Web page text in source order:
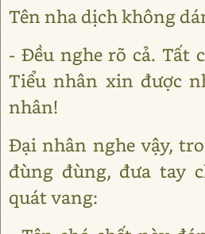
Tên nha dịch không
- Đều nghe rõ cả. Tất
Tiểu nhân xin được
nhân!
Đại nhân nghe vậy,
đùng đùng, đưa tay
quát vang: